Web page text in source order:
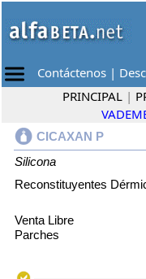
Contáctenos |
PRINCIPAL |
CICAXAN P
Silicona
Reconstituyentes
Venta Libre
Parches